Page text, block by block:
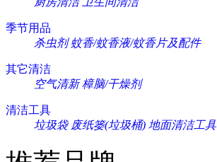
季节用品
杀虫剂 蚊香/蚊香液/蚊香片及配件
其它清洁
空气清新 樟脑/干燥剂
清洁工具
垃圾袋 废纸篓(垃圾桶) 地面清洁工具